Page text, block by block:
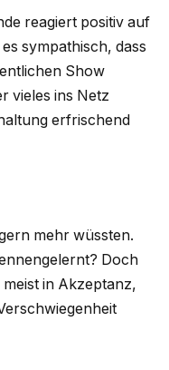
reagiert positiv auf
sympathisch, dass
Show
vieles ins Netz
erfrischend
mehr wüssten.
Doch
in Akzeptanz,